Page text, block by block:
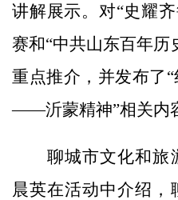
讲解展示。对“史耀
赛和“中共山东百年历
重点推介，并发布了
——沂蒙精神”相关内
聊城市文化和旅
晨英在活动中介绍，